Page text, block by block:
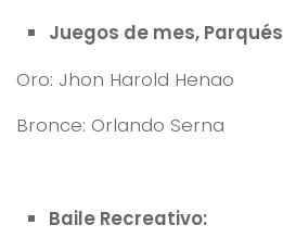
Juegos de mes, Parqués
Oro: Jhon Harold Henao
Bronce: Orlando Serna
Baile Recreativo: